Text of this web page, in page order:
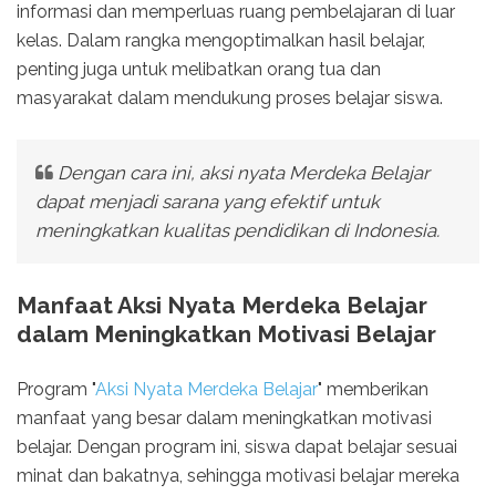
informasi dan memperluas ruang pembelajaran di luar
kelas. Dalam rangka mengoptimalkan hasil belajar,
penting juga untuk melibatkan orang tua dan
masyarakat dalam mendukung proses belajar siswa.
Dengan cara ini, aksi nyata Merdeka Belajar
dapat menjadi sarana yang efektif untuk
meningkatkan kualitas pendidikan di Indonesia.
Manfaat Aksi Nyata Merdeka Belajar
dalam Meningkatkan Motivasi Belajar
Program "Aksi Nyata Merdeka Belajar" memberikan
manfaat yang besar dalam meningkatkan motivasi
belajar. Dengan program ini, siswa dapat belajar sesuai
minat dan bakatnya, sehingga motivasi belajar mereka